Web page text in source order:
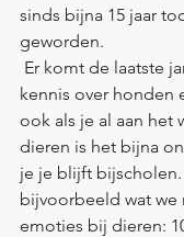
sinds bijna 15 jaar
geworden.
kennis over honden
ook als je al aan het
dieren is het bijna
je je blijft
bijvoorbeeld wat we
emoties bij dieren: